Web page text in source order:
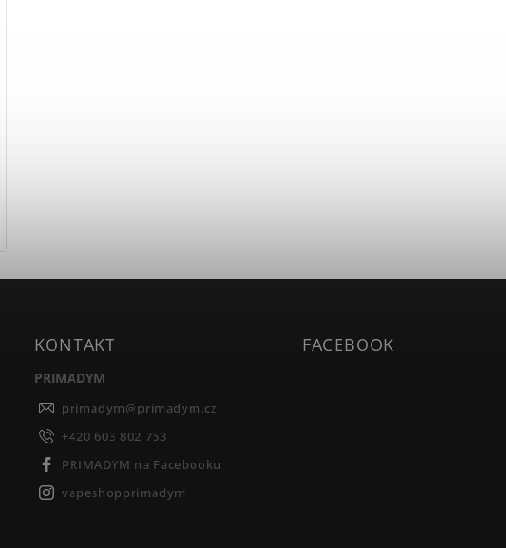
KONTAKT
PRIMADYM
primadym@primadym.cz
+420 603 802 753
PRIMADYM na Facebooku
vapeshopprimadym
FACEBOOK